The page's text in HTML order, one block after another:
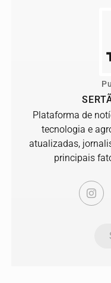
Plataforma de
tecnologia e
atualizadas,
principais